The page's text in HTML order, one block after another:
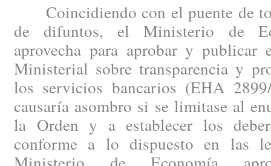
Coincidiendo con el puente de
de difuntos, el Ministerio de
aprovecha para aprobar y
Ministerial sobre transparencia y
los servicios bancarios (EHA
causaría asombro si se limitase al
la Orden y a establecer los
conforme a lo dispuesto en las